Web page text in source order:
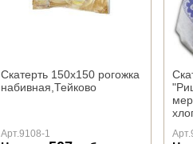
Скатерть 150х150 рогожка
набивная,Тейково
Арт.9108-1 Арт.